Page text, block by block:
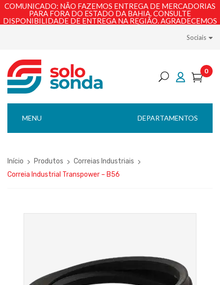
COMUNICADO: NÃO FAZEMOS ENTREGA DE MERCADORIAS
PARA FORA DO ESTADO DA BAHIA. CONSULTE
DISPONIBILIDADE DE ENTREGA NA REGIÃO. AGRADECEMOS
Sociais
0
DEPARTAMENTOS
MENU
Início Produtos
Correias Industriais
Correia Industrial Transpower – B56